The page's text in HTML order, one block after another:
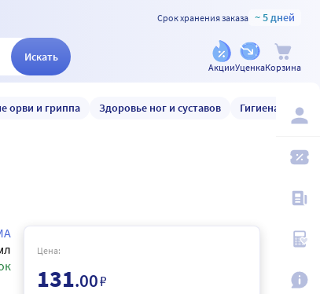
Срок хранения заказа ~ 5 дней
Искать
АкцииУценкаКорзина
орви и гриппа Здоровье ног и суставов Гигиена и уход
Цена:
131.00₽